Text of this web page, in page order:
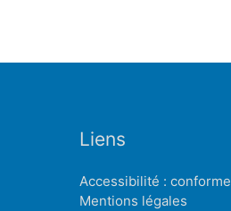
Liens
Accessibilité : conforme
Mentions légales